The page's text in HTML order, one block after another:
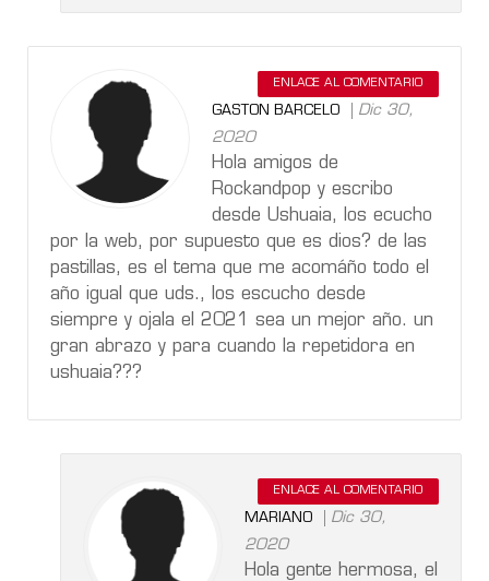
ENLACE AL COMENTARIO
GASTON BARCELO
Dic 30,
2020
Hola amigos de
Rockandpop y escribo
desde Ushuaia, los ecucho
por la web, por supuesto que es dios? de las
pastillas, es el tema que me acomáño todo el
año igual que uds., los escucho desde
siempre y ojala el 2021 sea un mejor año. un
gran abrazo y para cuando la repetidora en
ushuaia???
ENLACE AL COMENTARIO
MARIANO
Dic 30,
2020
Hola gente hermosa, el